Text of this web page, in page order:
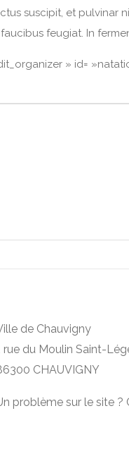
suscipit, et pulvinar
feugiat. In
» id=
de Chauvigny
rue du Moulin Saint-
CHAUVIGNY
problème sur le site ?